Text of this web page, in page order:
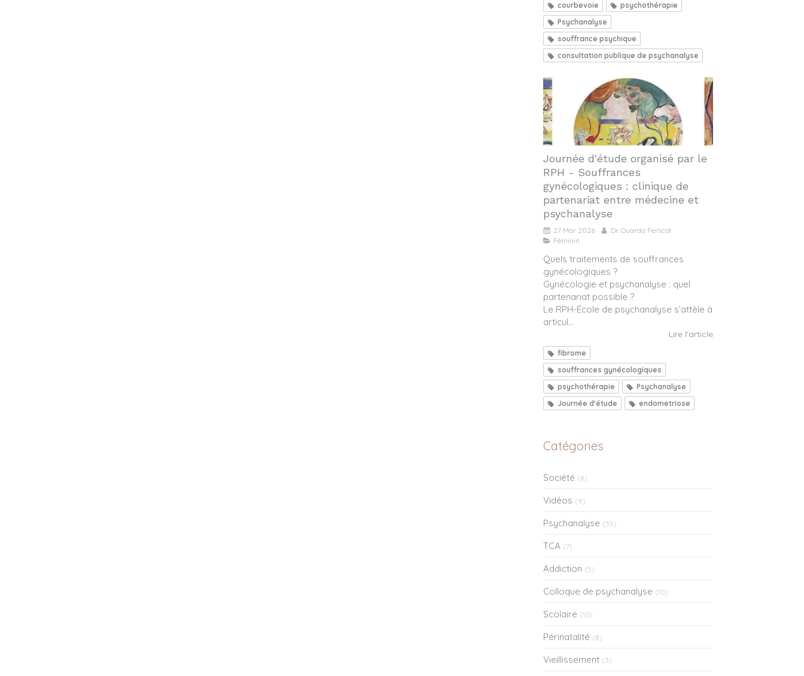
courbevoie
psychothérapie
Psychanalyse
souffrance psychique
consultation publique de psychanalyse
Journée d'étude organisé par le
RPH - Souffrances
gynécologiques : clinique de
partenariat entre médecine et
psychanalyse
27 Mar 2026
Dr. Ouarda Ferlicot
Féminin
Quels traitements de souffrances
gynécologiques ?
Gynécologie et psychanalyse : quel
partenariat possible ?
Le RPH-École de psychanalyse s’attèle à
articul...
Lire l'article
fibrome
souffrances gynécologiques
psychothérapie
Psychanalyse
Journée d'étude
endometriose
Catégories
Société (8)
Vidéos (9)
Psychanalyse (55)
TCA (7)
Addiction (5)
Colloque de psychanalyse (10)
Scolaire (10)
Périnatalité (8)
Vieillissement (3)